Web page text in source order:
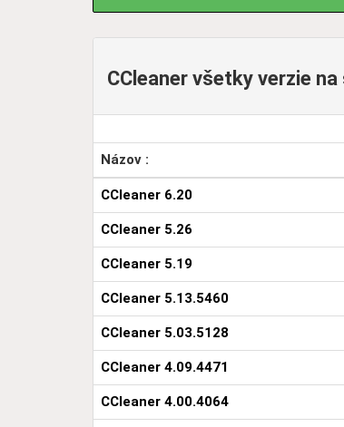
CCleaner všetky verzie
Názov :
CCleaner 6.20
CCleaner 5.26
CCleaner 5.19
CCleaner 5.13.5460
CCleaner 5.03.5128
CCleaner 4.09.4471
CCleaner 4.00.4064